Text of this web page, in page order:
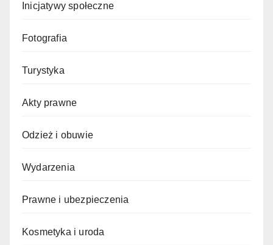
Inicjatywy społeczne
Fotografia
Turystyka
Akty prawne
Odzież i obuwie
Wydarzenia
Prawne i ubezpieczenia
Kosmetyka i uroda